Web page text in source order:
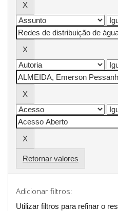
Retornar valores
Adicionar filtros:
Utilizar filtros para refinar o